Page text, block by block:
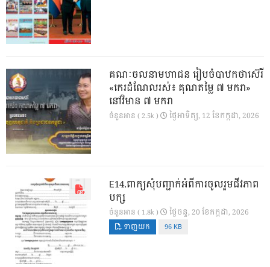
គណៈចលនាមហាជន រៀបចំបាឋកថាស៊េរី
«កេរដំណែលរស់៖ គុណតម្លៃ ៧ មករា»
នៅវិមាន ៧ មករា
ចំនួនអាន ( 2.5k ) ថ្ងៃ​អាទិត្យ, 12 ខែ​កក្កដា, 2026
E14.ពាក្យសុំបញ្ជាក់អំពីការចូលរួមជីវភាព
បក្ស
ចំនួនអាន ( 1.8k ) ថ្ងៃ​ចន្ទ, 20 ខែ​កក្កដា, 2026
ទាញយក 96 KB